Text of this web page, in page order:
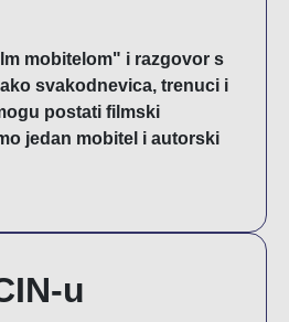
mobitelom" i razgovor s
svakodnevica, trenuci i
postati filmski
jedan mobitel i autorski
u